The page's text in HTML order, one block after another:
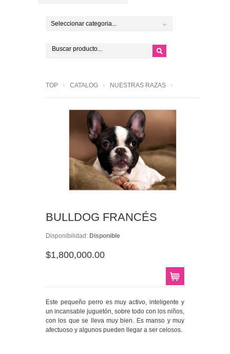
Seleccionar categoria...
TOP CATALOG NUESTRAS RAZAS
BULLDOG FRANCÉS
Disponibilidad: Disponible
$1,800,000.00
Este pequeño perro es muy activo, inteligente y
un incansable juguetón, sobre todo con los niños,
con los que se lleva muy bien. Es manso y muy
afectuoso y algunos pueden llegar a ser celosos.